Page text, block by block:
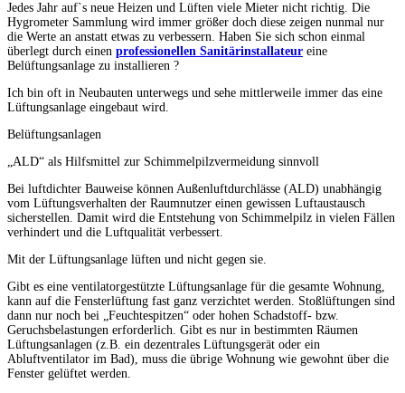
Jedes Jahr auf`s neue Heizen und Lüften viele Mieter nicht richtig. Die
Hygrometer Sammlung wird immer größer doch diese zeigen nunmal nur
die Werte an anstatt etwas zu verbessern. Haben Sie sich schon einmal
überlegt durch einen professionellen Sanitärinstallateur eine
Belüftungsanlage zu installieren ?
Ich bin oft in Neubauten unterwegs und sehe mittlerweile immer das eine
Lüftungsanlage eingebaut wird.
Belüftungsanlagen
„ALD“ als Hilfsmittel zur Schimmelpilzvermeidung sinnvoll
Bei luftdichter Bauweise können Außenluftdurchlässe (ALD) unabhängig
vom Lüftungsverhalten der Raumnutzer einen gewissen Luftaustausch
sicherstellen. Damit wird die Entstehung von Schimmelpilz in vielen Fällen
verhindert und die Luftqualität verbessert.
Mit der Lüftungsanlage lüften und nicht gegen sie.
Gibt es eine ventilatorgestützte Lüftungsanlage für die gesamte Wohnung,
kann auf die Fensterlüftung fast ganz verzichtet werden. Stoßlüftungen sind
dann nur noch bei „Feuchtespitzen“ oder hohen Schadstoff- bzw.
Geruchsbelastungen erforderlich. Gibt es nur in bestimmten Räumen
Lüftungsanlagen (z.B. ein dezentrales Lüftungsgerät oder ein
Abluftventilator im Bad), muss die übrige Wohnung wie gewohnt über die
Fenster gelüftet werden.